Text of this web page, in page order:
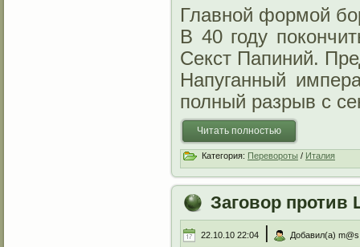
Главной формой
В 40 году
Секст Папиний.
Напуганный
полный разрыв с
Читать полностью
Категория: Перевороты / Италия
Заговор против
22.10.10 22:04 | Добавил(а) m@s